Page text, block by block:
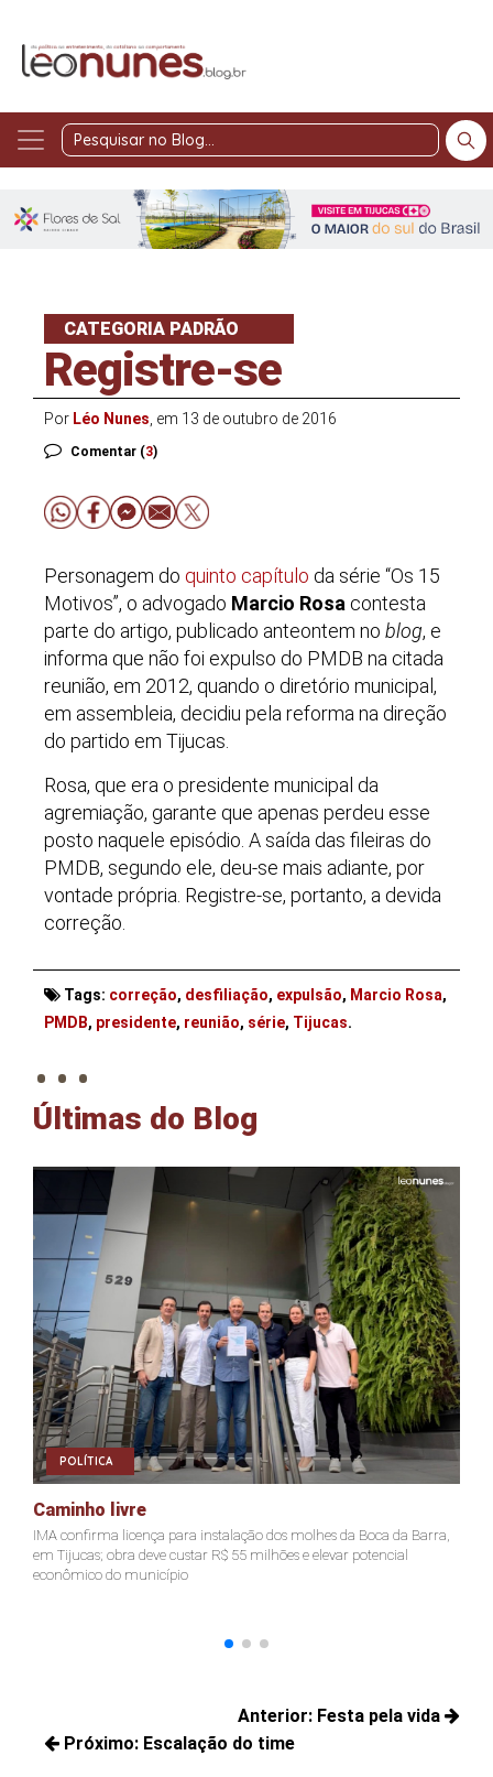
Pesquisar
Blog
CATEGORIA PADRÃO
Registre-se
Por Léo Nunes , em 13 de outubro de 2016
Comentar (3)
Personagem do quinto capítulo da série “Os 15
Motivos”, o advogado Marcio Rosa contesta
parte do artigo, publicado anteontem no blog, e
informa que não foi expulso do PMDB na citada
reunião, em 2012, quando o diretório municipal,
em assembleia, decidiu pela reforma na direção
do partido em Tijucas.
Rosa, que era o presidente municipal da
agremiação, garante que apenas perdeu esse
posto naquele episódio. A saída das fileiras do
PMDB, segundo ele, deu-se mais adiante, por
vontade própria. Registre-se, portanto, a devida
correção.
Tags: correção, desfiliação, expulsão, Marcio Rosa,
PMDB, presidente, reunião, série, Tijucas.
. . .
Últimas do Blog
POLÍTICA
Caminho livre
IMA confirma licença para instalação dos molhes da Boca da Barra,
em Tijucas; obra deve custar R$ 55 milhões e elevar potencial
econômico do município
de
Anterior: Festa pela vida
Próximo: Escalação do time